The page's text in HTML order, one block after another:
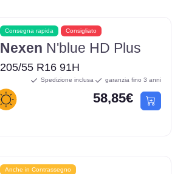
Consegna rapida Consigliato
Nexen N'blue HD Plus
205/55 R16 91H
Spedizione inclusa garanzia fino 3 anni
58,85€
Anche in Contrassegno